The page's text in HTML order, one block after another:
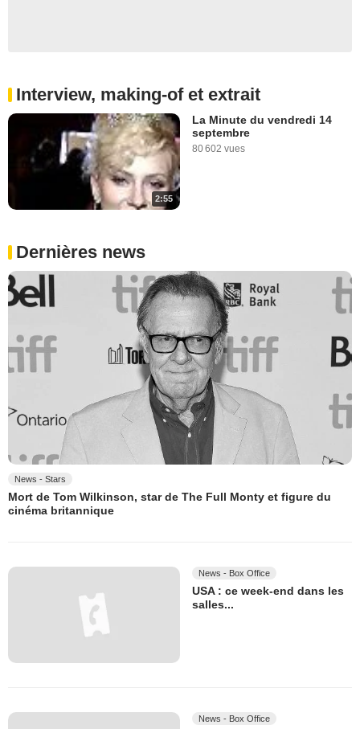
Interview, making-of et extrait
2:55
La Minute du vendredi 14
septembre
80 602 vues
Dernières news
News - Stars
Mort de Tom Wilkinson, star de The Full Monty et figure du
cinéma britannique
News - Box Office
USA : ce week-end dans les
salles...
News - Box Office